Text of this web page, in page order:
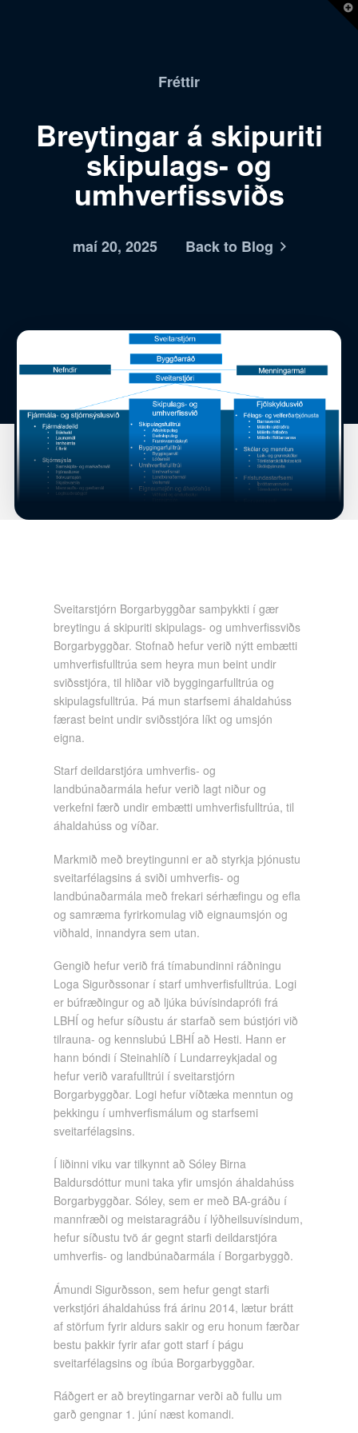
Fréttir
Breytingar á skipuriti
skipulags- og
umhverfissviðs
maí 20, 2025 Back to Blog
Sveitarstjórn Borgarbyggðar samþykkti í gær
breytingu á skipuriti skipulags- og umhverfissviðs
Borgarbyggðar. Stofnað hefur verið nýtt embætti
umhverfisfulltrúa sem heyra mun beint undir
sviðsstjóra, til hliðar við byggingarfulltrúa og
skipulagsfulltrúa. Þá mun starfsemi áhaldahúss
færast beint undir sviðsstjóra líkt og umsjón
eigna.
Starf deildarstjóra umhverfis- og
landbúnaðarmála hefur verið lagt niður og
verkefni færð undir embætti umhverfisfulltrúa, til
áhaldahúss og víðar.
Markmið með breytingunni er að styrkja þjónustu
sveitarfélagsins á sviði umhverfis- og
landbúnaðarmála með frekari sérhæfingu og efla
og samræma fyrirkomulag við eignaumsjón og
viðhald, innandyra sem utan.
Gengið hefur verið frá tímabundinni ráðningu
Loga Sigurðssonar í starf umhverfisfulltrúa. Logi
er búfræðingur og að ljúka búvísindaprófi frá
LBHÍ og hefur síðustu ár starfað sem bústjóri við
tilrauna- og kennslubú LBHÍ að Hesti. Hann er
hann bóndi í Steinahlíð í Lundarreykjadal og
hefur verið varafulltrúi í sveitarstjórn
Borgarbyggðar. Logi hefur víðtæka menntun og
þekkingu í umhverfismálum og starfsemi
sveitarfélagsins.
Í liðinni viku var tilkynnt að Sóley Birna
Baldursdóttur muni taka yfir umsjón áhaldahúss
Borgarbyggðar. Sóley, sem er með BA-gráðu í
mannfræði og meistaragráðu í lýðheilsuvísindum,
hefur síðustu tvö ár gegnt starfi deildarstjóra
umhverfis- og landbúnaðarmála í Borgarbyggð.
Ámundi Sigurðsson, sem hefur gengt starfi
verkstjóri áhaldahúss frá árinu 2014, lætur brátt
af störfum fyrir aldurs sakir og eru honum færðar
bestu þakkir fyrir afar gott starf í þágu
sveitarfélagsins og íbúa Borgarbyggðar.
Ráðgert er að breytingarnar verði að fullu um
garð gengnar 1. júní næst komandi.